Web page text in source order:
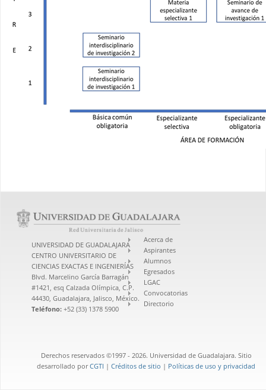
UNIVERSIDAD DE GUADALAJARA
CENTRO UNIVERSITARIO DE
CIENCIAS EXACTAS E INGENIERÍAS
Blvd. Marcelino García Barragán
#1421, esq Calzada Olímpica, C.P.
44430, Guadalajara, Jalisco, México.
Teléfono: +52 (33) 1378 5900
Acerca de
Aspirantes
Alumnos
Egresados
LGAC
Convocatorias
Directorio
Derechos reservados ©1997 - 2026. Universidad de Guadalajara. Sitio
desarrollado porCGTI | Créditos de sitio | Políticas de uso y privacidad